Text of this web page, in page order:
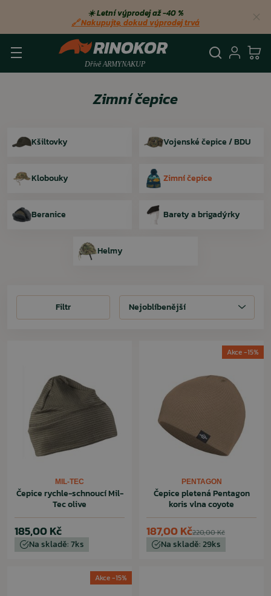
☀️ Letní výprodej až −40 %
🔗 Nakupujte, dokud výprodej trvá
Zimní čepice
Kšiltovky Vojenské čepice / BDU
Klobouky Zimní čepice
Beranice Barety a brigadýrky
Helmy
Filtr Nejoblíbenější
MIL-TEC
Čepice rychle-schnoucí Mil-
Tec olive
185,00 Kč
Na skladě: 7ks
Akce -15%
PENTAGON
Čepice pletená Pentagon
koris vlna coyote
220,00 Kč
187,00 Kč
Na skladě: 29ks
Akce -15%